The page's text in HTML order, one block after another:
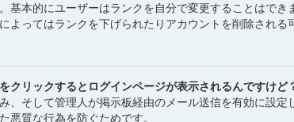
基本的にユーザーはランクを自分で変更することはで
よってはランクを下げられたりアカウントを削除される
クリックするとログインページが表示されるんですけど
、そして管理人が掲示板経由のメール送信を有効に設
悪質な行為を防ぐためです。